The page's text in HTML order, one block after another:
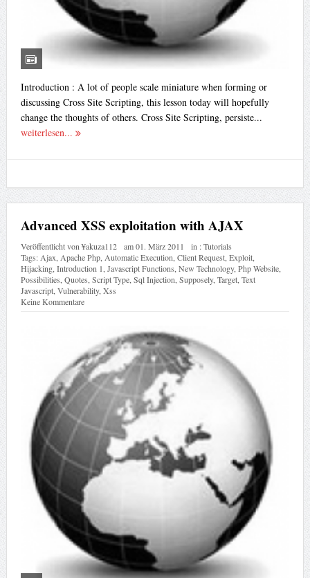
Introduction : A lot of people scale miniature when forming or
discussing Cross Site Scripting, this lesson today will hopefully
change the thoughts of others. Cross Site Scripting, persiste...
weiterlesen...
Advanced XSS exploitation with AJAX
Veröffentlicht von¥akuza112 am01. März 2011 in :Tutorials
Tags: Ajax Apache Php, Automatic Execution Client Request, Exploit,
Hijacking, Introduction 1 Javascript Functions New Technology, Php Website,
Possibilities Quotes Script Type, Sql Injection Supposely, Target, Text
Javascript, Vulnerability, Xss
Keine Kommentare